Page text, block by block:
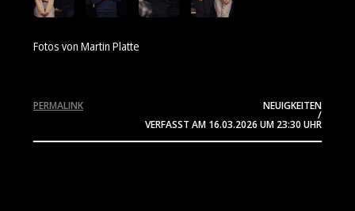
Fotos von Martin Platte
NEUIGKEITEN
/
VERFASST AM 16.03.2026 UM 23:30 UHR
PERMALINK